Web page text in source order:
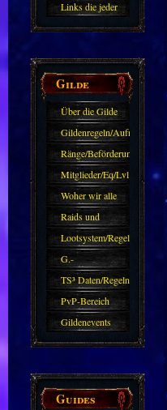
Links die jeder
kennen sollte?!
Gilde
Über die Gilde
(DAW)
Gildenregeln/Aufnahme
Ränge/Beförderungen
Mitglieder/Eq/Lvl
Woher wir alle
kommen.
Raids und
Zubehör
Lootsystem/Regeln
G.-
Sparkasse/Goldleihen
TS³ Daten/Regeln
PvP-Bereich
Gildenevents
Guides